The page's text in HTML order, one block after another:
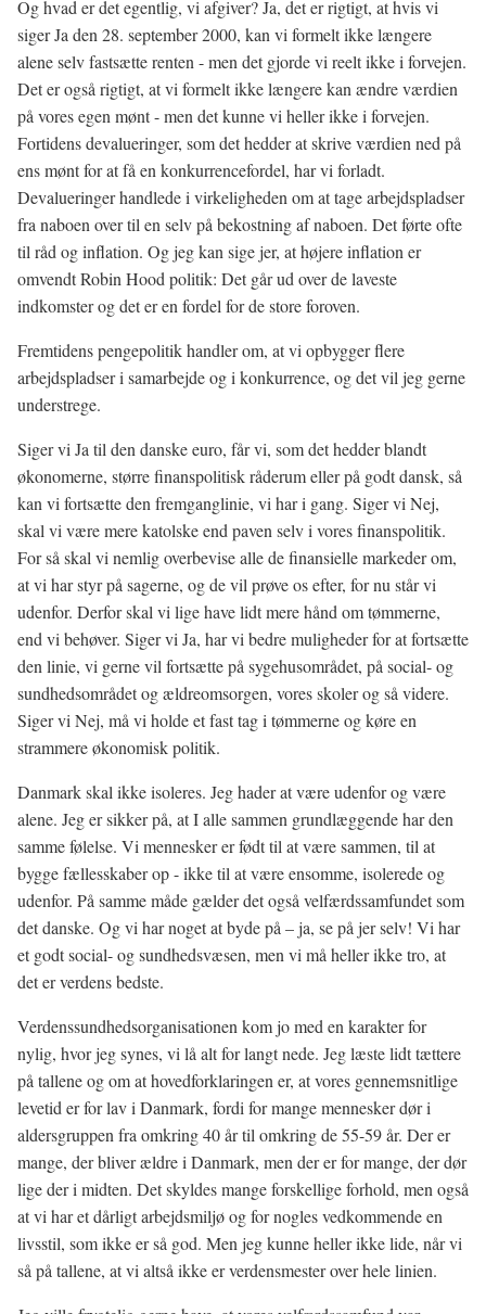
Og hvad er det egentlig, vi afgiver? Ja, det er rigtigt, at hvis vi
siger Ja den 28. september 2000, kan vi formelt ikke længere
alene selv fastsætte renten - men det gjorde vi reelt ikke i forvejen.
Det er også rigtigt, at vi formelt ikke længere kan ændre værdien
på vores egen mønt - men det kunne vi heller ikke i forvejen.
Fortidens devalueringer, som det hedder at skrive værdien ned på
ens mønt for at få en konkurrencefordel, har vi forladt.
Devalueringer handlede i virkeligheden om at tage arbejdspladser
fra naboen over til en selv på bekostning af naboen. Det førte ofte
til råd og inflation. Og jeg kan sige jer, at højere inflation er
omvendt Robin Hood politik: Det går ud over de laveste
indkomster og det er en fordel for de store foroven.
Fremtidens pengepolitik handler om, at vi opbygger flere
arbejdspladser i samarbejde og i konkurrence, og det vil jeg gerne
understrege.
Siger vi Ja til den danske euro, får vi, som det hedder blandt
økonomerne, større finanspolitisk råderum eller på godt dansk, så
kan vi fortsætte den fremganglinie, vi har i gang. Siger vi Nej,
skal vi være mere katolske end paven selv i vores finanspolitik.
For så skal vi nemlig overbevise alle de finansielle markeder om,
at vi har styr på sagerne, og de vil prøve os efter, for nu står vi
udenfor. Derfor skal vi lige have lidt mere hånd om tømmerne,
end vi behøver. Siger vi Ja, har vi bedre muligheder for at fortsætte
den linie, vi gerne vil fortsætte på sygehusområdet, på social- og
sundhedsområdet og ældreomsorgen, vores skoler og så videre.
Siger vi Nej, må vi holde et fast tag i tømmerne og køre en
strammere økonomisk politik.
Danmark skal ikke isoleres. Jeg hader at være udenfor og være
alene. Jeg er sikker på, at I alle sammen grundlæggende har den
samme følelse. Vi mennesker er født til at være sammen, til at
bygge fællesskaber op - ikke til at være ensomme, isolerede og
udenfor. På samme måde gælder det også velfærdssamfundet som
det danske. Og vi har noget at byde på – ja, se på jer selv! Vi har
et godt social- og sundhedsvæsen, men vi må heller ikke tro, at
det er verdens bedste.
Verdenssundhedsorganisationen kom jo med en karakter for
nylig, hvor jeg synes, vi lå alt for langt nede. Jeg læste lidt tættere
på tallene og om at hovedforklaringen er, at vores gennemsnitlige
levetid er for lav i Danmark, fordi for mange mennesker dør i
aldersgruppen fra omkring 40 år til omkring de 55-59 år. Der er
mange, der bliver ældre i Danmark, men der er for mange, der dør
lige der i midten. Det skyldes mange forskellige forhold, men også
at vi har et dårligt arbejdsmiljø og for nogles vedkommende en
livsstil, som ikke er så god. Men jeg kunne heller ikke lide, når vi
så på tallene, at vi altså ikke er verdensmester over hele linien.